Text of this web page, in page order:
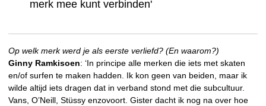
merk mee kunt verbinden'
Op welk merk werd je als eerste verliefd? (En waarom?)
Ginny Ramkisoen: ‘In principe alle merken die iets met skaten
en/of surfen te maken hadden. Ik kon geen van beiden, maar ik
wilde altijd iets dragen dat in verband stond met die subcultuur.
Vans, O’Neill, Stüssy enzovoort. Gister dacht ik nog na over hoe